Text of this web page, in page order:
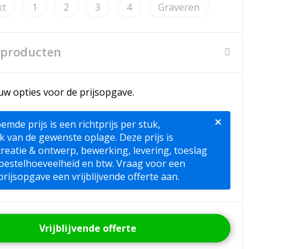
1 2 3 4 Graveren
opties voor de prijsopgave.
prijs is een richtprijs per stuk,
van de gewenste oplage. Deze prijs is
& ontwerp, bewerking, levering, toeslag
en btw. Vraag voor een
een vrijblijvende offerte aan.
×
Vrijblijvende offerte